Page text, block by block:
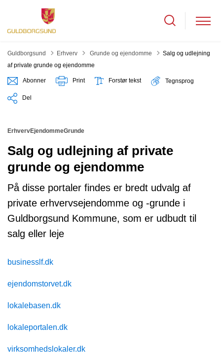
Guldborgsund Erhverv Tilbage til
Grunde og ejendomme
Salg og udlejning
af private grunde og ejendomme
Abonner Print Forstør tekst Tegnsprog
Del
ErhvervEjendommeGrunde
Salg og udlejning af private
grunde og ejendomme
På disse portaler findes er bredt udvalg af
private erhvervsejendomme og -grunde i
Guldborgsund Kommune, som er udbudt til
salg eller leje
businesslf.dk
ejendomstorvet.dk
lokalebasen.dk
lokaleportalen.dk
virksomhedslokaler.dk